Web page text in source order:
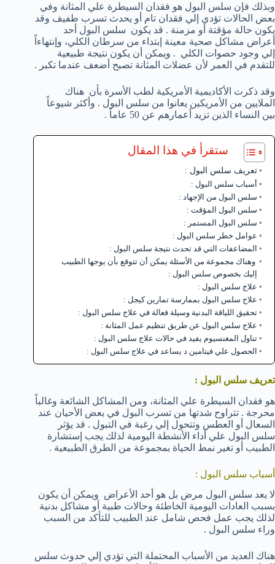
وبذلك فإن سلس البول هو فقدان السيطرة علي المثانة وفي
بعض الحالات تؤدي إلي فقدان تام أو يحدث تسرب طفيف وقد
يكون حالة مؤقتة أو مزمنة . قد يكون سلس البول أحد
أعراض مشاكل صحية معينة إبتداء من سرطان الكلي، وإنتهاءاً
إلي وجود حصوات الكلي . ويمكن أن يكون نتيجة طبيعية
للتقدم في العمر لأن عضلات المثانة تصبح أضعف عندما تكبر .
وقد ذكرت الأكاديمية الأمريكية لطب الأسرة بأن هناك
الملايين من الأمريكين يعانوا من سلس البول . وأكثر شيوعاً
بين النساء الذين تزيد أعمارهم عن 50 عاماً .
ستقرأ في هذا المقال
تعريف سلس البول :
أسباب سلس البول :
سلس البول من الإجهاد :
سلس البول المؤقت :
سلس البول المستمر :
عوامل خطر سلس البول :
المضاعفات التي قد تحدث نتيجة سلس البول :
وهناك مجموعة من الأسئلة يمكن أن تتوقع بأن يوجها الطبيب
إليك بخصوص سلس البول :
علاج سلس البول :
علاج سلس البول بممارسة تمارين كيجل :
تحقيق اللياقة البدنية وسيلة فعالة في علاج سلس البول :
علاج سلس البول عن طريق تنظيم عمل المثانة :
تناول المغنسيوم يفيد في حالات علاج سلس البول :
الحصول علي فيتامين د يساعد في علاج سلس البول :
تعريف سلس البول :
هو فقدان السيطرة علي المثانة، ومن المشاكل الشائعة وغالباً
محرجة . تتراوح شدتها من تسرب البول في بعض الأحيان عند
السعال أو العطس وتتحول إلي رغبة في التبول . قد يؤثر
سلس البول علي أداء الأنشطة اليومية لذلك يجب إستشارة
الطبيب أو تغير نمط الحياة بمجموعة من الطرق الطبيعية .
أسباب سلس البول :
لا يعد سلس البول مرض بل هو أحد الأعراض ويمكن أن يكون
بسبب العادات اليومية الخاطئة وحالات طبية أو مشاكل بدنية
لذلك يجب عمل فحص شامل عند الطبيب للتأكد من السبب
وراء سلس البول .
هناك العديد من الأسباب المحتملة التي تؤدي إلي حدوث سلس